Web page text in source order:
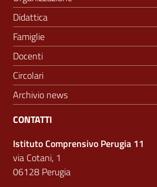
Didattica
Famiglie
Docenti
Circolari
Archivio news
CONTATTI
Istituto Comprensivo Perugia 11
via Cotani, 1
06128 Perugia